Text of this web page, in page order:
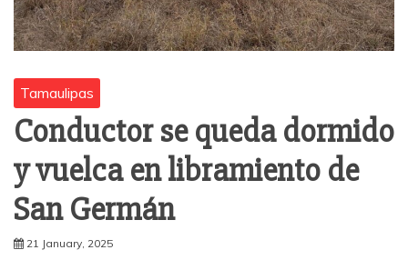
Tamaulipas
Conductor se queda dormido
y vuelca en libramiento de
San Germán
21 January, 2025